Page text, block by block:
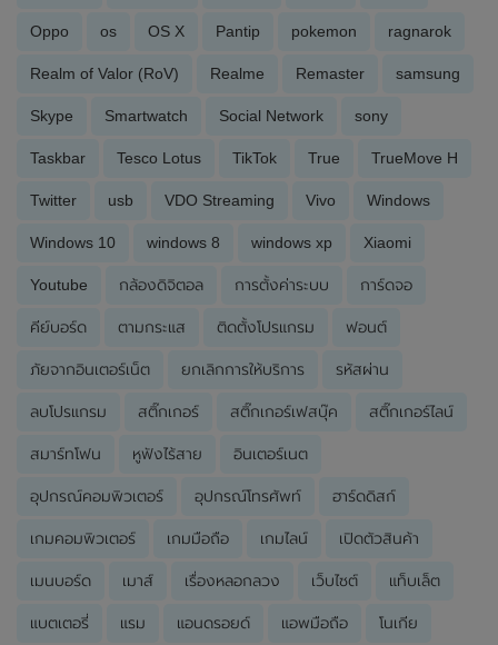
Oppo os OS X Pantip pokemon ragnarok
Realm of Valor (RoV) Realme Remaster samsung
Skype Smartwatch Social Network sony
Taskbar Tesco Lotus TikTok True TrueMove H
Twitter usb VDO Streaming Vivo Windows
Windows 10 windows 8 windows xp Xiaomi
Youtube กล้องดิจิตอล การตั้งค่าระบบ การ์ดจอ
คีย์บอร์ด ตามกระแส ติดตั้งโปรแกรม ฟอนต์
ภัยจากอินเตอร์เน็ต ยกเลิกการให้บริการ รหัสผ่าน
ลบโปรแกรม สติ๊กเกอร์ สติ๊กเกอร์เฟสบุ๊ค สติ๊กเกอร์ไลน์
สมาร์ทโฟน หูฟังไร้สาย อินเตอร์เนต
อุปกรณ์คอมพิวเตอร์ อุปกรณ์โทรศัพท์ ฮาร์ดดิสก์
เกมคอมพิวเตอร์ เกมมือถือ เกมไลน์ เปิดตัวสินค้า
เมนบอร์ด เมาส์ เรื่องหลอกลวง เว็บไซต์ แท็บเล็ต
แบตเตอรี่ แรม แอนดรอยด์ แอพมือถือ โนเกีย